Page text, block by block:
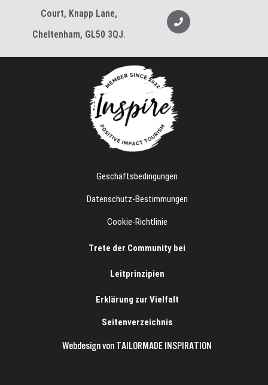
Court, Knapp Lane,
Cheltenham, GL50 3QJ.
m
h
l
T
e
l
o
Geschäftsbedingungen
Datenschutz-Bestimmungen
Cookie-Richtlinie
Trete der Community bei
Leitprinzipien
Erklärung zur Vielfalt
Seitenverzeichnis
Webdesign von TAILORMADE INSPIRATION